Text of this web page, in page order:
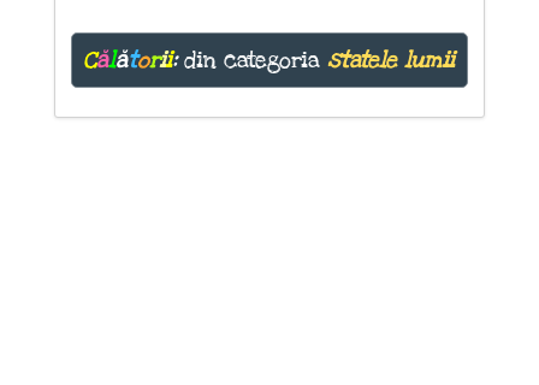
Călătorii:din categoriastatele lumii